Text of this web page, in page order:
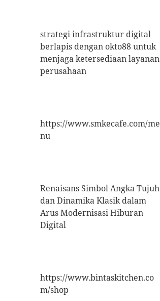
strategi infrastruktur digital
berlapis dengan okto88 untuk
menjaga ketersediaan layanan
perusahaan
https://www.smkecafe.com/me
nu
Renaisans Simbol Angka Tujuh
dan Dinamika Klasik dalam
Arus Modernisasi Hiburan
Digital
https://www.bintaskitchen.co
m/shop